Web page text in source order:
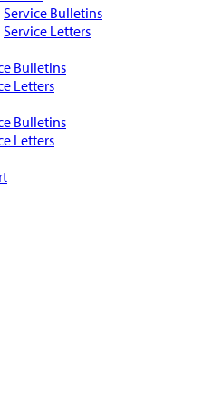
Service Bulletins
Service Letters
Bulletins
Letters
Bulletins
Letters